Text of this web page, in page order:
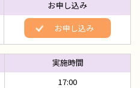
お申し込み
17:00